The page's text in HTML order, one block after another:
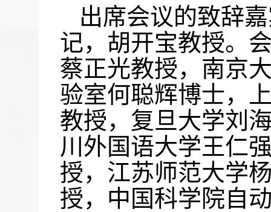
出席会议的致辞
记，胡开宝教授。
蔡正光教授，南京
验室何聪辉博士，
教授，复旦大学刘
川外国语大学王仁
授，江苏师范大学
授，中国科学院自